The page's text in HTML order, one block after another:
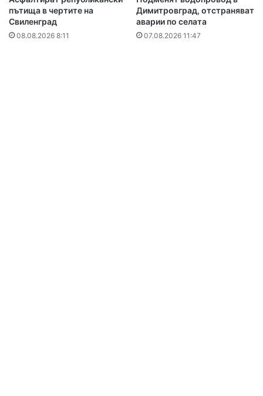
пътища в чертите на
Свиленград
08.08.2026 8:11
Димитровград, отстраняват
аварии по селата
07.08.2026 11:47